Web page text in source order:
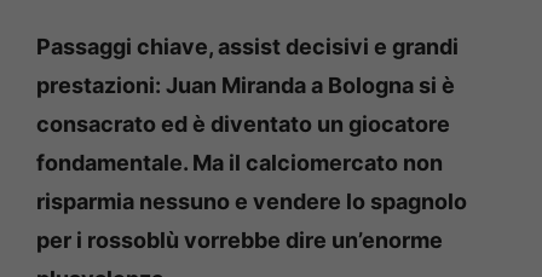
Passaggi chiave, assist decisivi e grandi
prestazioni: Juan Miranda a Bologna si è
consacrato ed è diventato un giocatore
fondamentale. Ma il calciomercato non
risparmia nessuno e vendere lo spagnolo
per i rossoblù vorrebbe dire un’enorme